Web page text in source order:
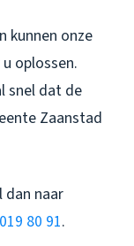
kunnen onze
oplossen.
snel dat de
Zaanstad
dan naar
80 91.